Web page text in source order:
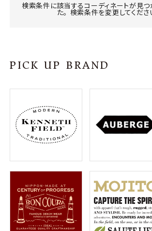
INFORMATION
ご利用ガイド
プライバシーポリシー
特定商取引法について
お問い合わせ
OFFICIAL WEB SITE
ACCOUNT MENU
ようこそ ゲスト 様
meeting_room ログイン 会員登録
検索条件に該当するコーディネートが見つ
た。 検索条件を変更してくださ
PICK UP BRAND